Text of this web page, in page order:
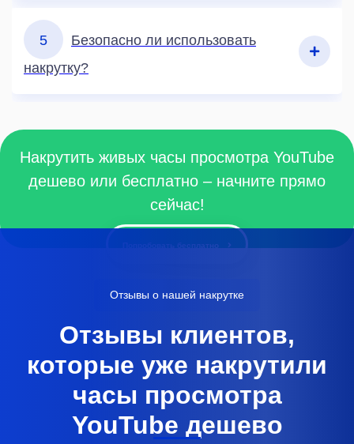
5
Безопасно ли использовать
накрутку?
Накрутить живых часы просмотра YouTube
дешево или бесплатно – начните прямо
сейчас!
Попробовать бесплатно
Отзывы о нашей накрутке
Отзывы клиентов,
которые уже накрутили
часы просмотра
YouTube дешево